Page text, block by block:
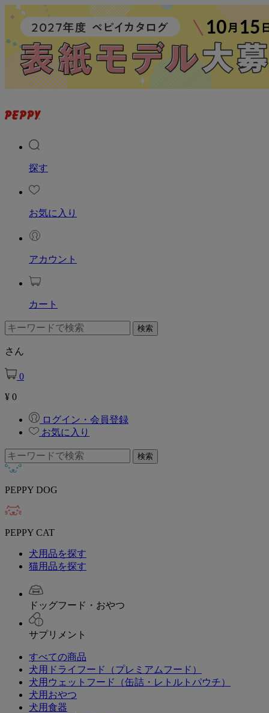
探す
お気に入り
アカウント
カート
さん
0
¥ 0
ログイン・会員登録
お気に入り
PEPPY DOG
PEPPY CAT
犬用品を探す
猫用品を探す
ドッグフード・おやつ
サプリメント
すべての商品
犬用ドライフード（プレミアムフード）
犬用ウェットフード（缶詰・レトルトパウチ）
犬用おやつ
犬用食器